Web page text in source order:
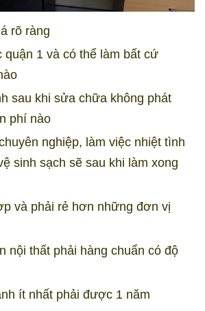
rõ ràng
1 và có thể làm bất cứ
sau khi sửa chữa không phát
phí nào
nghiệp, làm việc nhiệt tình
sinh sạch sẽ sau khi làm xong
và phải rẻ hơn những đơn vị
nội thất phải hàng chuẩn có độ
ít nhất phải được 1 năm